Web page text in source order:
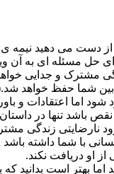
می دهید نیمه ی
مسئله ای به آن
مشترک و جدایی
شما حفظ خواهد
اما اعتقادات و
تنها در داستان
زندگی
با شما داشته باشد
او دریافت نکند.
بهتر است بدانید